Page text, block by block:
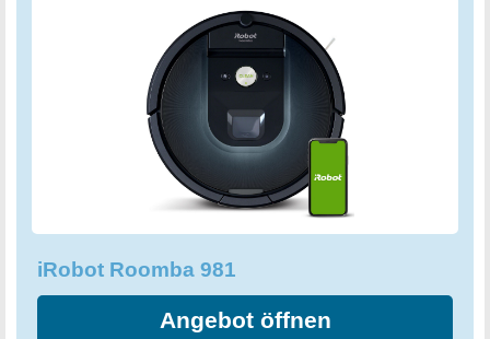
iRobot Roomba 981
Angebot öffnen